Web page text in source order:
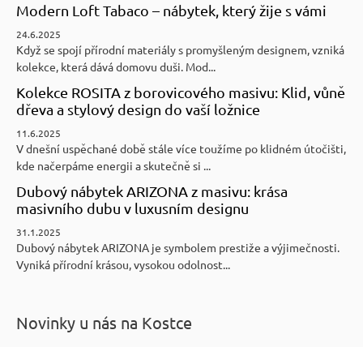
Modern Loft Tabaco – nábytek, který žije s vámi
24.6.2025
Když se spojí přírodní materiály s promyšleným designem, vzniká
kolekce, která dává domovu duši. Mod...
Kolekce ROSITA z borovicového masivu: Klid, vůně
dřeva a stylový design do vaší ložnice
11.6.2025
V dnešní uspěchané době stále více toužíme po klidném útočišti,
kde načerpáme energii a skutečně si ...
Dubový nábytek ARIZONA z masivu: krása
masivního dubu v luxusním designu
31.1.2025
Dubový nábytek ARIZONA je symbolem prestiže a výjimečnosti.
Vyniká přírodní krásou, vysokou odolnost...
Novinky u nás na Kostce